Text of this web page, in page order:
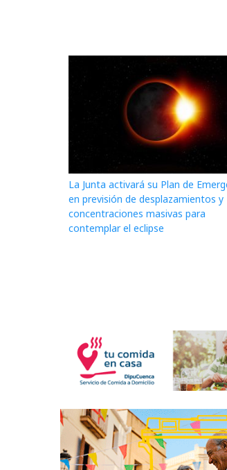
La Junta activará su Plan de
en previsión de desplazamientos y
concentraciones masivas para
contemplar el eclipse